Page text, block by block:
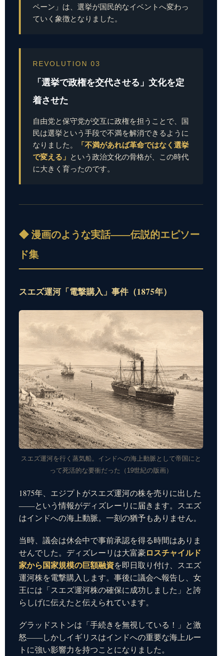
ペーン」は、選挙が国民的なイベントへ変わっ
ていく象徴となりました。
REVOLUTION 03
「選挙で政権を交代させる」文化を定
着させた
自由党と保守党が交互に政権を担うことで、国
民は選挙という手段で不満を解消できるように
なりました。
「不満があれば革命ではなく選挙
で変える」 という政治文化の骨格が、この時代
に大きく育ったのです。
◆ 漫画のような実話——伝説的エピソー
ド集
スエズ運河「電撃購入」事件（1875年）
スエズ運河を行く蒸気船。インドへの海上動脈として帝国にと
って死活的な要衝だった（19世紀の版画）
1875年、エジプトがスエズ運河の株を売りに出した
——という情報がディズレーリに届きます。スエズ
はインドへの海上動脈。一刻の猶予もありません。
当時、議会は休会中で事前承認を得る時間はありま
せんでした。ディズレーリは大富豪ロスチャイルド
家から国家規模の巨額融資を即日取り付け、スエズ
運河株を電撃購入します。事後に議会へ報告し、女
王には「スエズ運河株の確保に成功しました」と誇
らしげに伝えたと伝えられています。
グラッドストンは「手続きを無視している！」と激
怒——しかしイギリスはインドへの重要な海上ルー
トに強い影響力を持つことになりました。